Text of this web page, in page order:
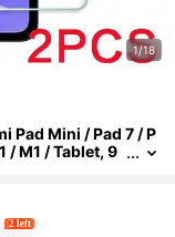
1/18
Pad Mini / Pad 7 / P
/ M1 / Tablet, 9
2 left